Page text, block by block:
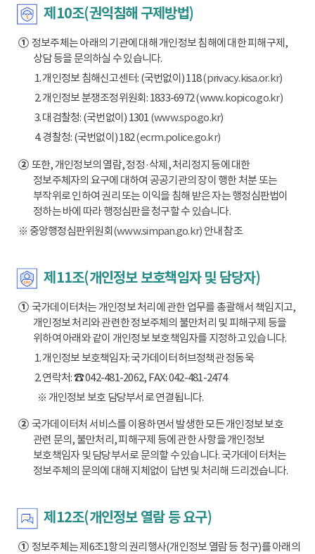
제10조(권익침해 구제방법)
①정보주체는 아래의 기관에 대해 개인정보 침해에 대한 피해구제,
상담 등을 문의하실 수 있습니다.
1. 개인정보 침해신고센터: (국번없이) 118(privacy.kisa.or.kr)
2. 개인정보 분쟁조정위원회: 1833-6972(www.kopico.go.kr)
3. 대검찰청: (국번없이) 1301 (www.spo.go.kr)
4. 경찰청: (국번없이) 182(ecrm.police.go.kr)
②또한, 개인정보의 열람, 정정·삭제, 처리정지 등에 대한
정보주체자의 요구에 대하여 공공기관의 장이 행한 처분 또는
부작위로 인하여 권리 또는 이익을 침해 받은 자는 행정심판법이
정하는 바에 따라 행정심판을 청구할 수 있습니다.
※ 중앙행정심판위원회(www.simpan.go.kr) 안내 참조
제11조(개인정보 보호책임자 및 담당자)
①국가데이터처는 개인정보 처리에 관한 업무를 총괄해서 책임지고,
개인정보 처리와 관련한 정보주체의 불만처리 및 피해구제 등을
위하여 아래와 같이 개인정보 보호책임자를 지정하고 있습니다.
1. 개인정보 보호책임자: 국가데이터허브정책관 정동욱
2. 연락처: ☎ 042-481-2062, FAX: 042-481-2474
※ 개인정보 보호 담당부서로 연결됩니다.
②국가데이터처 서비스를 이용하면서 발생한 모든 개인정보 보호
관련 문의, 불만처리, 피해구제 등에 관한 사항을 개인정보
보호책임자 및 담당부서로 문의할 수 있습니다. 국가데이터처는
정보주체의 문의에 대해 지체없이 답변 및 처리해 드리겠습니다.
제12조(개인정보 열람 등 요구)
①정보주체는 제6조1항의 권리행사(개인정보 열람 등 청구)를 아래의